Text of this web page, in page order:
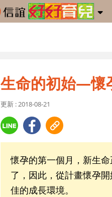
生命的初始—懷
更新 : 2018-08-21
懷孕的第一個月，新生
了，因此，從計畫懷孕
佳的成長環境。